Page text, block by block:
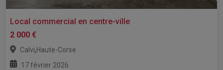
Local commercial en centre-ville
2 000 €
Calvi,Haute-Corse
17 février 2026